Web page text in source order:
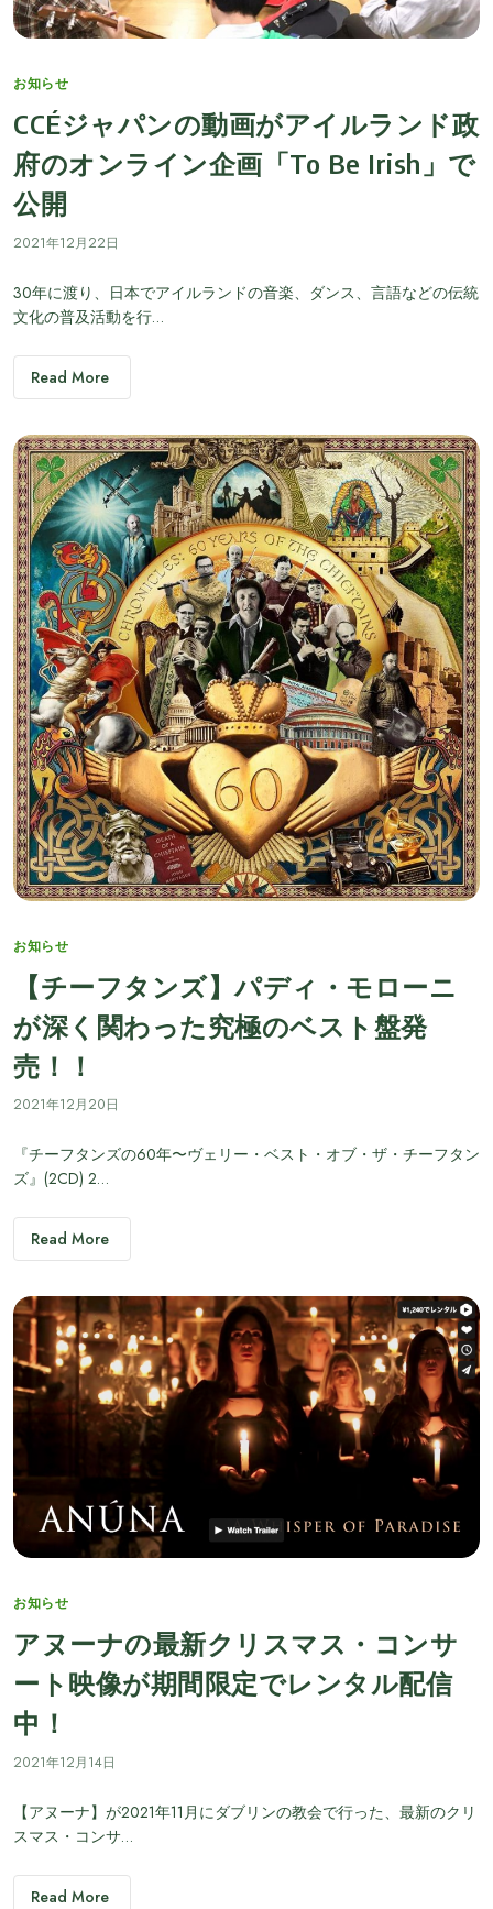
Categories
お知らせ
CCÉジャパンの動画がアイルランド政
府のオンライン企画「To Be Irish」で
公開
2021年12月22日
30年に渡り、日本でアイルランドの音楽、ダンス、言語などの伝統
文化の普及活動を行…
Read More
Categories
お知らせ
【チーフタンズ】パディ・モローニ
が深く関わった究極のベスト盤発
売！！
2021年12月20日
『チーフタンズの60年〜ヴェリー・ベスト・オブ・ザ・チーフタン
ズ』(2CD) 2…
Read More
Categories
お知らせ
アヌーナの最新クリスマス・コンサ
ート映像が期間限定でレンタル配信
中！
2021年12月14日
【アヌーナ】が2021年11月にダブリンの教会で行った、最新のクリ
スマス・コンサ…
Read More